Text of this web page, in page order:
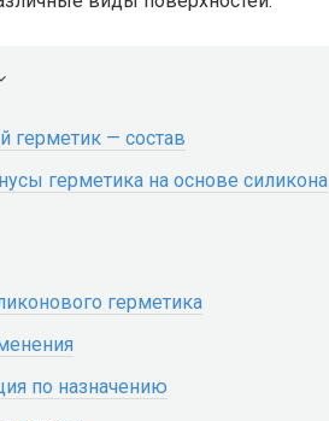
герметик — состав
герметика на основе силикона
герметика
по назначению